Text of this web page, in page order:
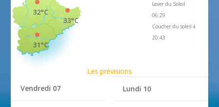
33°C
32°C
31°C
Lever du Soleil
06:29
Coucher du soleil à
20:43
Les prévisions
Vendredi 07
Lundi 10